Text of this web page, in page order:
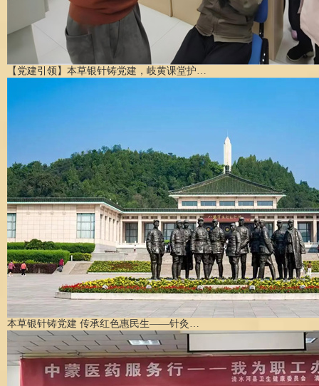
【党建引领】本草银针铸党建，岐黄课堂护…
本草银针铸党建 传承红色惠民生——针灸…